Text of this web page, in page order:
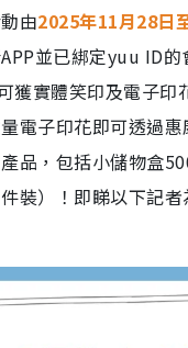
由2025年11月28日
並已綁定yuu ID
獲實體笑印及電子印
電子印花即可透過
品，包括小儲物盒
裝）！即睇以下記